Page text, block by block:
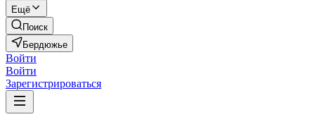
Ещё
Поиск
Бердюжье
Войти
Войти
Зарегистрироваться